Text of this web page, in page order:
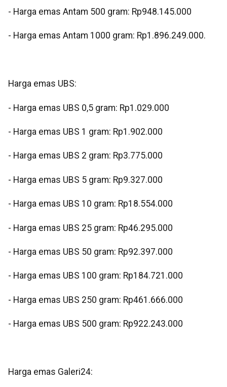
- Harga emas Antam 500 gram: Rp948.145.000
- Harga emas Antam 1000 gram: Rp1.896.249.000.⁠
Harga emas UBS:
- Harga emas UBS 0,5 gram: Rp1.029.000
- Harga emas UBS 1 gram: Rp1.902.000
- Harga emas UBS 2 gram: Rp3.775.000
- Harga emas UBS 5 gram: Rp9.327.000
- Harga emas UBS 10 gram: Rp18.554.000
- Harga emas UBS 25 gram: Rp46.295.000
- Harga emas UBS 50 gram: Rp92.397.000
- Harga emas UBS 100 gram: Rp184.721.000
- Harga emas UBS 250 gram: Rp461.666.000
- Harga emas UBS 500 gram: Rp922.243.000
Harga emas Galeri24: